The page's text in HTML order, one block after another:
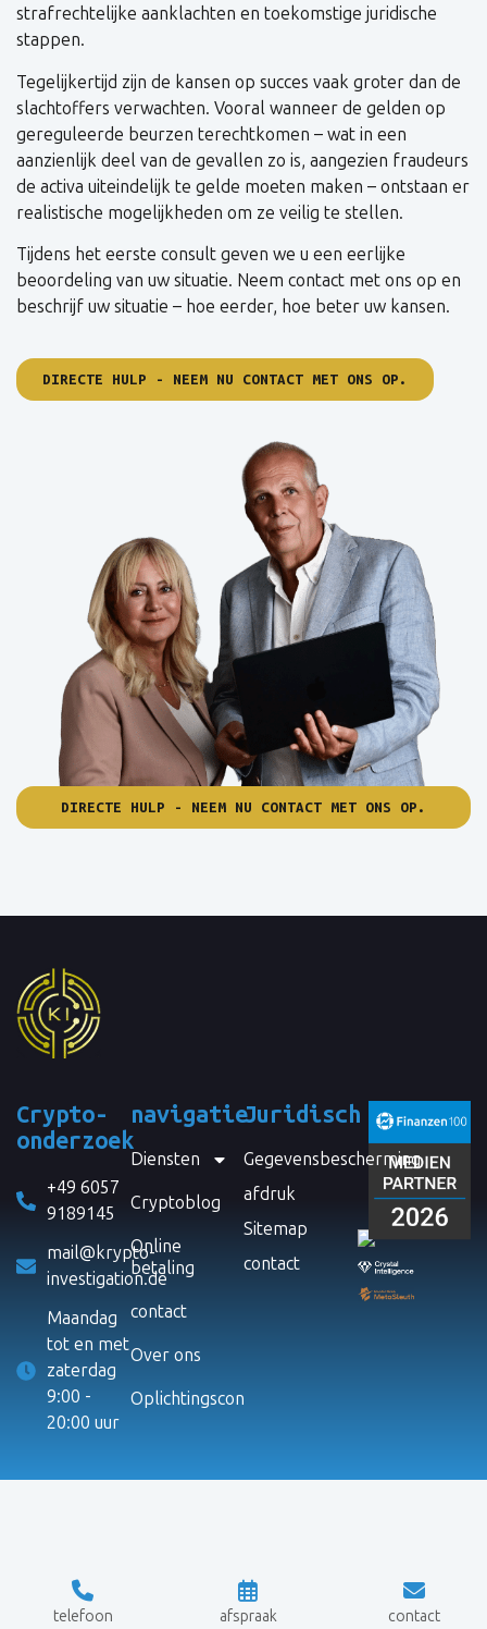
strafrechtelijke aanklachten en toekomstige juridische
stappen.
Tegelijkertijd zijn de kansen op succes vaak groter dan de
slachtoffers verwachten. Vooral wanneer de gelden op
gereguleerde beurzen terechtkomen – wat in een
aanzienlijk deel van de gevallen zo is, aangezien fraudeurs
de activa uiteindelijk te gelde moeten maken – ontstaan er
realistische mogelijkheden om ze veilig te stellen.
Tijdens het eerste consult geven we u een eerlijke
beoordeling van uw situatie. Neem contact met ons op en
beschrijf uw situatie – hoe eerder, hoe beter uw kansen.
DIRECTE HULP - NEEM NU CONTACT MET ONS OP.
DIRECTE HULP - NEEM NU CONTACT MET ONS OP.
Crypto-
onderzoek
+49 6057
9189145
mail@krypto-
investigation.de
Maandag
tot en met
zaterdag
9:00 -
20:00 uur
telefoon afspraak contact
navigatie
Diensten
Cryptoblog
Online
betaling
contact
Over ons
Oplichtingscontrole
Juridisch
Gegevensbescherming
afdruk
Sitemap
contact